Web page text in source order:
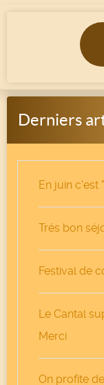
Derniers
En juin c'est
Trés bon
Festival de
Le Cantal
Merci
On profite